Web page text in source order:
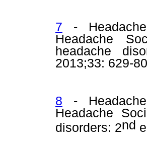
7 -
Headache
headache
2013;33: 629-
8 -
Headache
disorders: 2nd